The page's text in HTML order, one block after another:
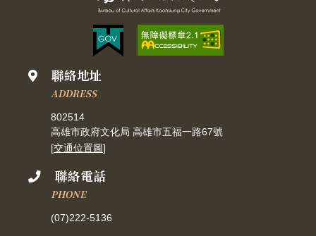
聯絡地址
ADDRESS
802514
高雄市政府文化局 高雄市五福一路67號
[交通位置圖]
聯絡電話
PHONE
(07)222-5136